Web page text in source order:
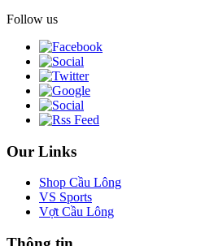
Follow us
Our Links
Shop Cầu Lông
VS Sports
Vợt Cầu Lông